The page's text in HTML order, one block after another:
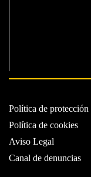
Política de protección
Política de cookies
Aviso Legal
Canal de denuncias